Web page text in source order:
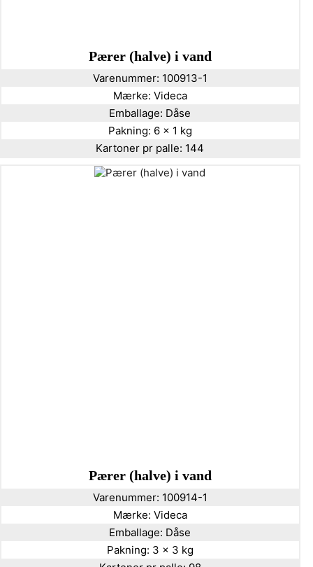
Pærer (halve) i vand
Varenummer: 100913-1
Mærke: Videca
Emballage: Dåse
Pakning: 6 x 1 kg
Kartoner pr palle: 144
Pærer (halve) i vand
Varenummer: 100914-1
Mærke: Videca
Emballage: Dåse
Pakning: 3 x 3 kg